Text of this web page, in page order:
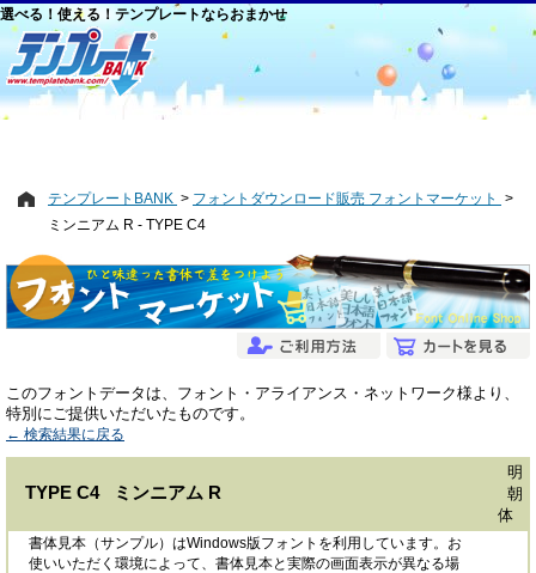
選べる！使える！テンプレートならおまかせ
テンプレートBANK
フォントダウンロード販売 フォントマーケット
ミンニアム R - TYPE C4
このフォントデータは、フォント・アライアンス・ネットワーク様より、
特別にご提供いただいたものです。
← 検索結果に戻る
TYPE C4 ミンニアム R
明
朝
体
書体見本（サンプル）はWindows版フォントを利用しています。お
使いいただく環境によって、書体見本と実際の画面表示が異なる場